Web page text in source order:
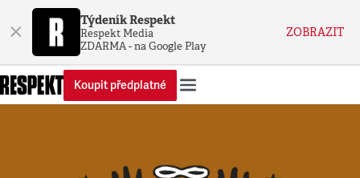
× Týdeník Respekt
Respekt Media
ZDARMA - na Google Play
ZOBRAZIT
Koupit předplatné